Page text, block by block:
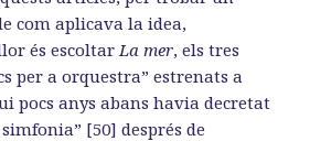
com aplicava la idea,
és escoltar La mer, els tres
per a orquestra” estrenats a
pocs anys abans havia decretat
[50] després de